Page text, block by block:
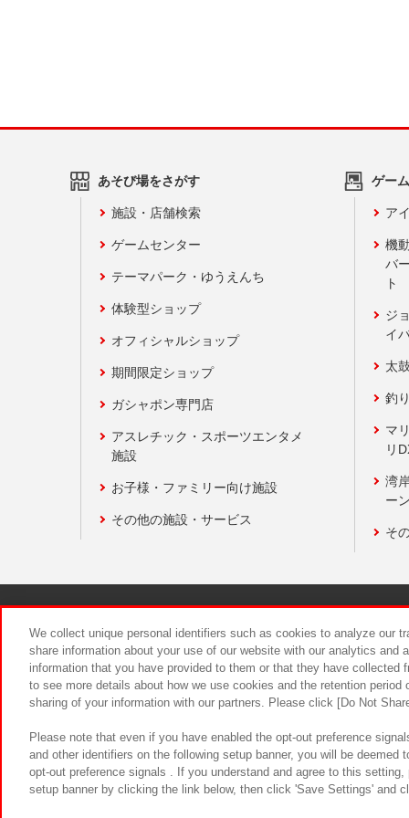
あそび場をさがす
施設・店舗検索
ゲームセンター
テーマパーク・ゆうえんち
体験型ショップ
オフィシャルショップ
期間限定ショップ
ガシャポン専門店
アスレチック・スポーツエンタメ
施設
お子様・ファミリー向け施設
その他の施設・サービス
ゲー
ア
機
バ
ト
ジ
イ
太
釣
マ
リ
湾
ー
そ
食品のご
We collect unique personal identifiers such as cookies to analyze our
share information about your use of our website with our analytics and
information that you have provided to them or that they have
to see more details about how we use cookies and the retention
sharing of your information with our partners. Please click [Do Not
Please note that even if you have enabled the opt-out preference
and other identifiers on the following setup banner, you will be
opt-out preference signals . If you understand and agree to this
setup banner by clicking the link below, then click 'Save Settings' and